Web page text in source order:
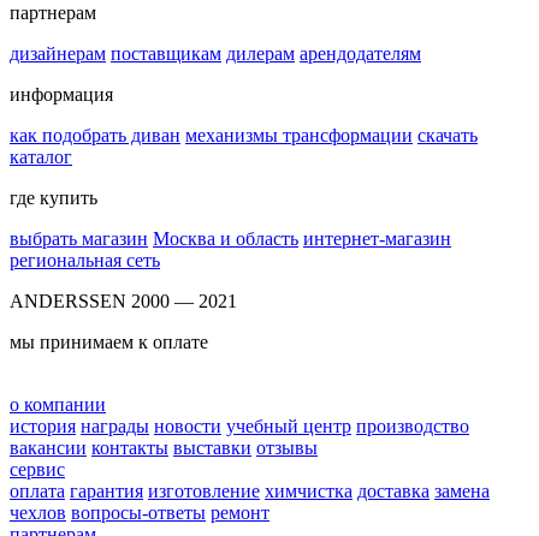
партнерам
дизайнерам поставщикам дилерам арендодателям
информация
как подобрать диван механизмы трансформации скачать
каталог
где купить
выбрать магазин Москва и область интернет-магазин
региональная сеть
ANDERSSEN 2000 — 2021
мы принимаем к оплате
о компании
история награды новости учебный центр производство
вакансии контакты выставки отзывы
сервис
оплата гарантия изготовление химчистка доставка замена
чехлов вопросы-ответы ремонт